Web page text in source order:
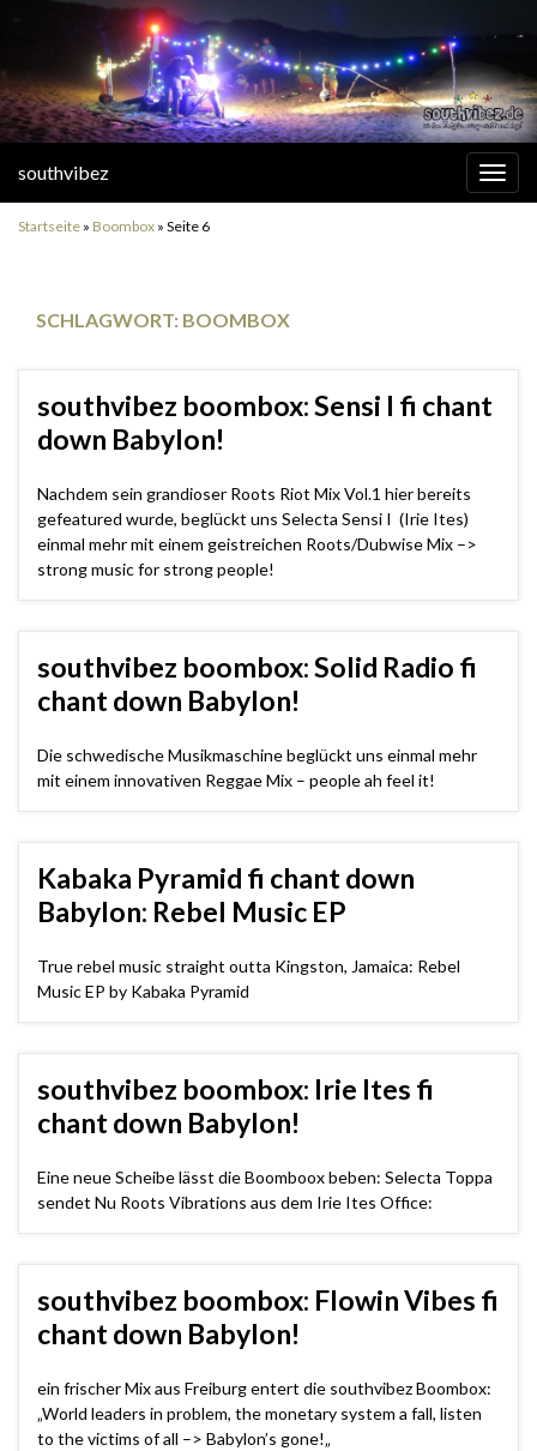
southvibez
Startseite » Boombox » Seite 6
SCHLAGWORT: BOOMBOX
southvibez boombox: Sensi I fi chant
down Babylon!
Nachdem sein grandioser Roots Riot Mix Vol.1 hier bereits
gefeatured wurde, beglückt uns Selecta Sensi I (Irie Ites)
einmal mehr mit einem geistreichen Roots/Dubwise Mix –>
strong music for strong people!
southvibez boombox: Solid Radio fi
chant down Babylon!
Die schwedische Musikmaschine beglückt uns einmal mehr
mit einem innovativen Reggae Mix – people ah feel it!
Kabaka Pyramid fi chant down
Babylon: Rebel Music EP
True rebel music straight outta Kingston, Jamaica: Rebel
Music EP by Kabaka Pyramid
southvibez boombox: Irie Ites fi
chant down Babylon!
Eine neue Scheibe lässt die Boomboox beben: Selecta Toppa
sendet Nu Roots Vibrations aus dem Irie Ites Office:
southvibez boombox: Flowin Vibes fi
chant down Babylon!
ein frischer Mix aus Freiburg entert die southvibez Boombox:
„World leaders in problem, the monetary system a fall, listen
to the victims of all –> Babylon’s gone!„